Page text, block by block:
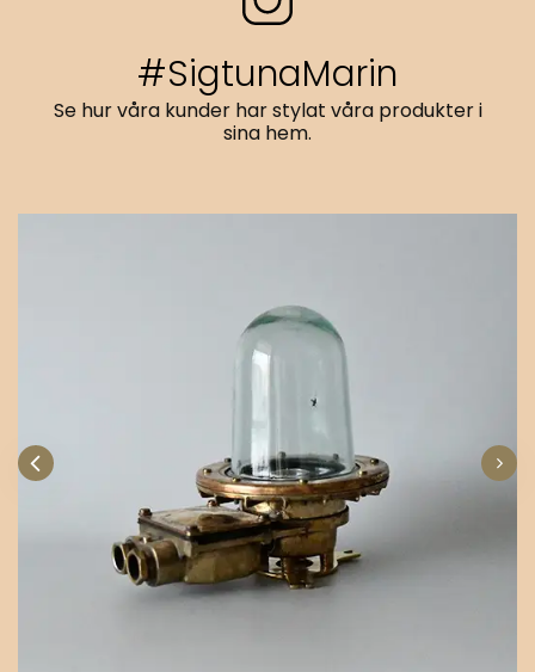
#SigtunaMarin
Se hur våra kunder har stylat våra produkter i
sina hem.